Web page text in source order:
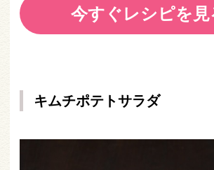
今すぐレシピを見
キムチポテトサラダ